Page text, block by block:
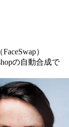
）
の自動合成で